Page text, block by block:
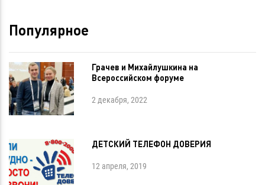
Популярное
Грачев и Михайлушкина на
Всероссийском форуме
2 декабря, 2022
ДЕТСКИЙ ТЕЛЕФОН ДОВЕРИЯ
12 апреля, 2019